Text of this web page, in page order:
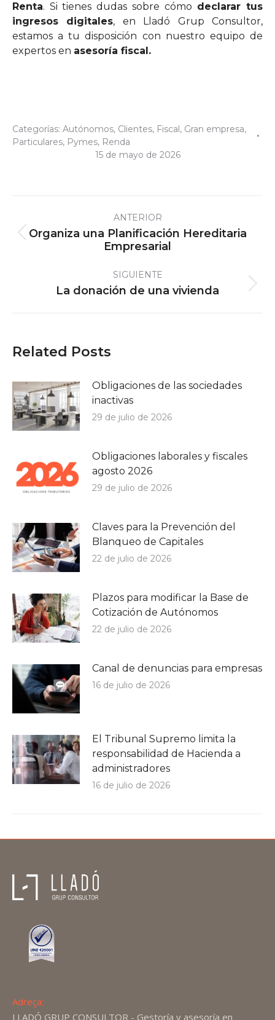
Renta. Si tienes dudas sobre cómo declarar tus
ingresos digitales, en Lladó Grup Consultor,
estamos a tu disposición con nuestro equipo de
expertos en asesoría fiscal.
Categorías: Autónomos, Clientes, Fiscal, Gran empresa,
Particulares, Pymes, Renda
15 de mayo de 2026
entre
publicaciones
ANTERIOR
Publicación
anterior:
Organiza una Planificación Hereditaria
Empresarial
SIGUIENTE
Publicación
La donación de una vivienda
Related Posts
Obligaciones de las sociedades
inactivas
29 de julio de 2026
Obligaciones laborales y fiscales
agosto 2026
29 de julio de 2026
Claves para la Prevención del
Blanqueo de Capitales
22 de julio de 2026
Plazos para modificar la Base de
Cotización de Autónomos
22 de julio de 2026
Canal de denuncias para empresas
16 de julio de 2026
El Tribunal Supremo limita la
responsabilidad de Hacienda a
administradores
16 de julio de 2026
Adreça:
LLADÓ GRUP CONSULTOR - Gestoría y asesoría en